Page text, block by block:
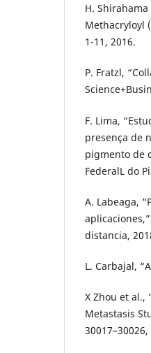
H.
Methacryloyl
1-11, 2016.
P. Fratzl,
F. Lima,
presença de
pigmento de
FederalL do
A. Labeaga,
distancia,
L. Carbajal,
X Zhou et al.,
Metastasis
30017–30026,